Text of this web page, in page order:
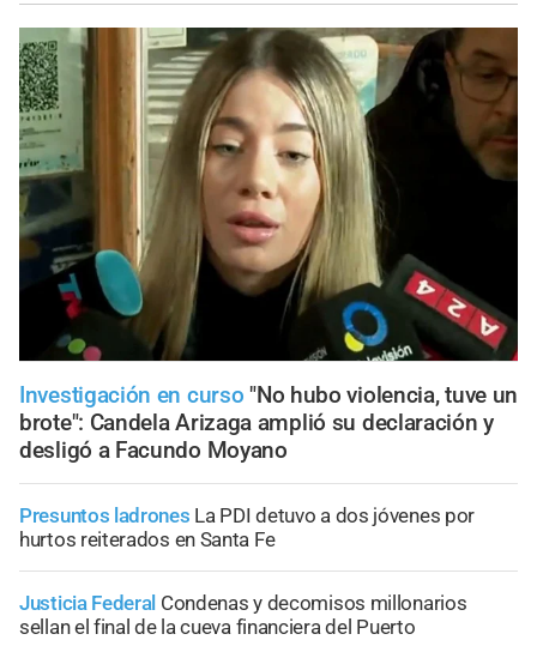
Investigación en curso "No hubo violencia, tuve un
brote": Candela Arizaga amplió su declaración y
desligó a Facundo Moyano
Presuntos ladrones La PDI detuvo a dos jóvenes por
hurtos reiterados en Santa Fe
Justicia Federal Condenas y decomisos millonarios
sellan el final de la cueva financiera del Puerto